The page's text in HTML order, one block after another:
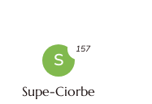
S
Supe-Ciorbe
157